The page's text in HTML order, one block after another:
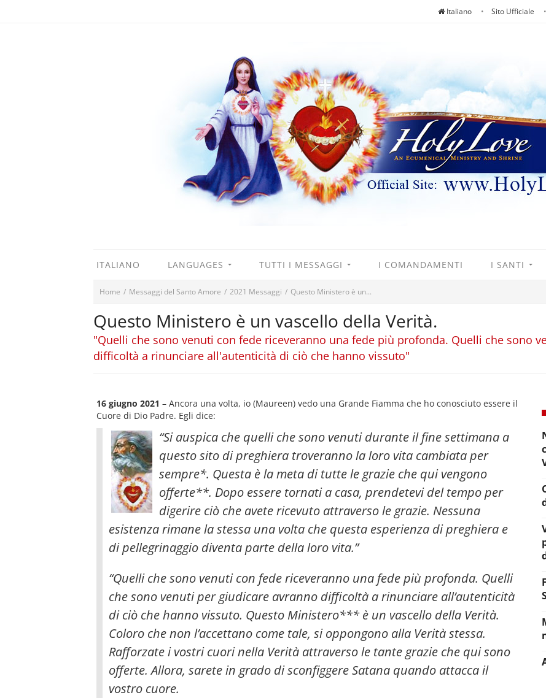
Italiano Sito Ufficiale
ITALIANO LANGUAGES TUTTI I MESSAGGI I COMANDAMENTI I SANTI
Home / Messaggi del Santo Amore / 2021 Messaggi / Questo Ministero è un...
Questo Ministero è un vascello della Verità.
"Quelli che sono venuti con fede riceveranno una fede più profonda. Quelli che sono
difficoltà a rinunciare all'autenticità di ciò che hanno vissuto"
16 giugno 2021 – Ancora una volta, io (Maureen) vedo una Grande Fiamma che ho conosciuto essere il
Cuore di Dio Padre. Egli dice:
“Si auspica che quelli che sono venuti durante il fine settimana a
questo sito di preghiera troveranno la loro vita cambiata per
sempre*. Questa è la meta di tutte le grazie che qui vengono
offerte**. Dopo essere tornati a casa, prendetevi del tempo per
digerire ciò che avete ricevuto attraverso le grazie. Nessuna
esistenza rimane la stessa una volta che questa esperienza di preghiera e
di pellegrinaggio diventa parte della loro vita.”
“Quelli che sono venuti con fede riceveranno una fede più profonda. Quelli
che sono venuti per giudicare avranno difficoltà a rinunciare all’autenticità
di ciò che hanno vissuto. Questo Ministero*** è un vascello della Verità.
Coloro che non l’accettano come tale, si oppongono alla Verità stessa.
Rafforzate i vostri cuori nella Verità attraverso le tante grazie che qui sono
offerte. Allora, sarete in grado di sconfiggere Satana quando attacca il
vostro cuore.